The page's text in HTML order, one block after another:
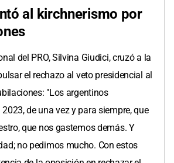
al kirchnerismo por
del PRO, Silvina Giudici, cruzó a la
el rechazo al veto presidencial al
"Los argentinos
de una vez y para siempre, que
que nos gastemos demás. Y
no pedimos mucho. Con estos